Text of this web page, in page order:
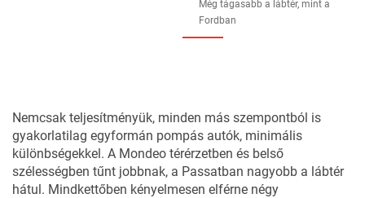
Még tágasabb a lábtér, mint a
Fordban
Nemcsak teljesítményük, minden más szempontból is
gyakorlatilag egyformán pompás autók, minimális
különbségekkel. A Mondeo térérzetben és belső
szélességben tűnt jobbnak, a Passatban nagyobb a lábtér
hátul. Mindkettőben kényelmesen elférne négy